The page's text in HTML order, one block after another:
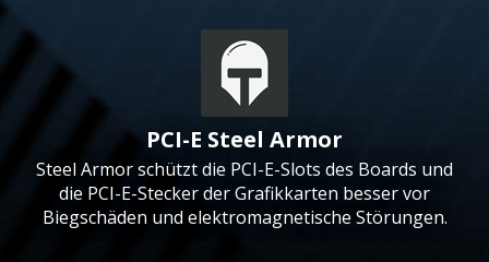
PCI-E Steel Armor
Steel Armor schützt die PCI-E-Slots des Boards und
die PCI-E-Stecker der Grafikkarten besser vor
Biegschäden und elektromagnetische Störungen.